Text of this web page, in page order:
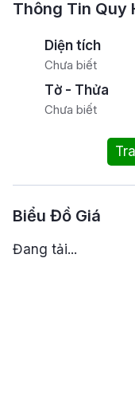
Thông Tin Quy
Diện tích
Chưa biết
Tờ - Thửa
Chưa biết
Biểu Đồ Giá
Đang tải...